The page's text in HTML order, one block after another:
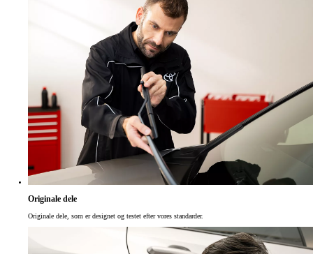
Originale dele
Originale dele, som er designet og testet efter vores standarder.